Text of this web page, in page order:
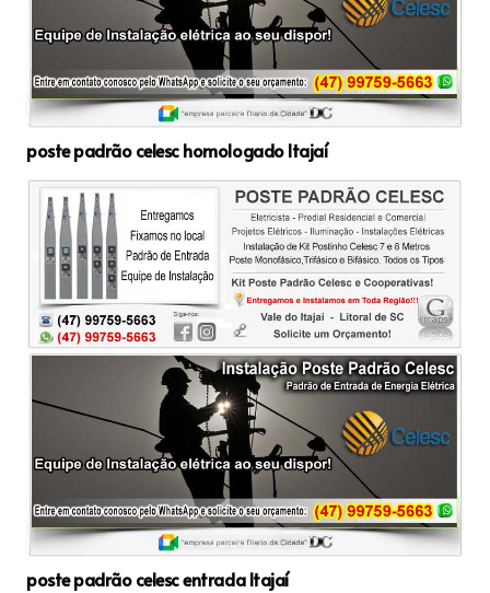
poste padrão celesc homologado Itajaí
poste padrão celesc entrada Itajaí